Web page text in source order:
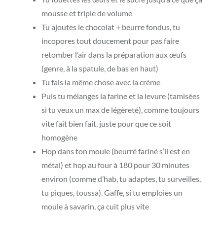
mousse et triple de volume
Tu ajoutes le chocolat + beurre fondus, tu
incopores tout doucement pour pas faire
retomber l’air dans la préparation aux œufs
(genre, à la spatule, de bas en haut)
Tu fais la même chose avec la crème
Puis tu mélanges la farine et la levure (tamisées
si tu veux un max de légèreté), comme toujours
vite fait bien fait, juste pour que ce soit
homogène
Hop dans ton moule (beurré fariné s’il est en
métal) et hop au four à 180 pour 30 minutes
environ (comme d’hab, tu adaptes, tu surveilles,
tu piques, toussa). Gaffe, si tu emploies un
moule à savarin, ça cuit plus vite